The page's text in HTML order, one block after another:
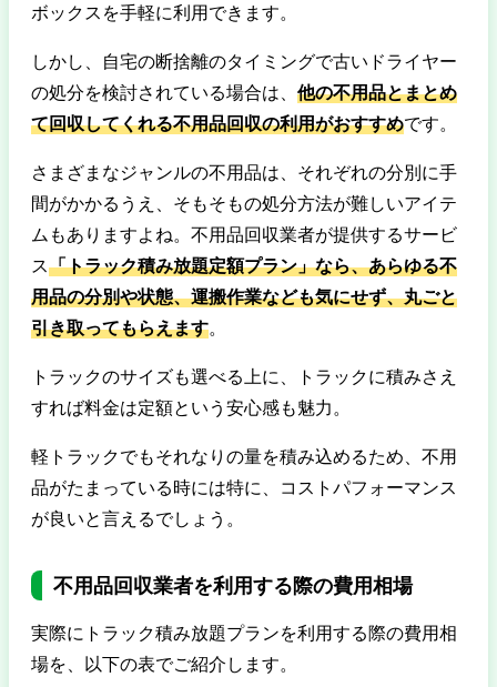
ボックスを手軽に利用できます。
しかし、自宅の断捨離のタイミングで古いドライヤー
の処分を検討されている場合は、 他の不用品とまとめ
て回収してくれる不用品回収の利用がおすすめです。
さまざまなジャンルの不用品は、それぞれの分別に手
間がかかるうえ、そもそもの処分方法が難しいアイテ
ムもありますよね。不用品回収業者が提供するサービ
ス「トラック積み放題定額プラン」なら、あらゆる不
用品の分別や状態、運搬作業なども気にせず、丸ごと
引き取ってもらえます。
トラックのサイズも選べる上に、トラックに積みさえ
すれば料金は定額という安心感も魅力。
軽トラックでもそれなりの量を積み込めるため、不用
品がたまっている時には特に、コストパフォーマンス
が良いと言えるでしょう。
不用品回収業者を利用する際の費用相場
実際にトラック積み放題プランを利用する際の費用相
場を、以下の表でご紹介します。